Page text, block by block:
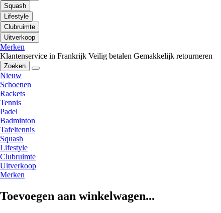
Squash
Lifestyle
Clubruimte
Uitverkoop
Merken
Klantenservice in Frankrijk Veilig betalen Gemakkelijk retourneren
Zoeken
Nieuw
Schoenen
Rackets
Tennis
Padel
Badminton
Tafeltennis
Squash
Lifestyle
Clubruimte
Uitverkoop
Merken
Toevoegen aan winkelwagen...